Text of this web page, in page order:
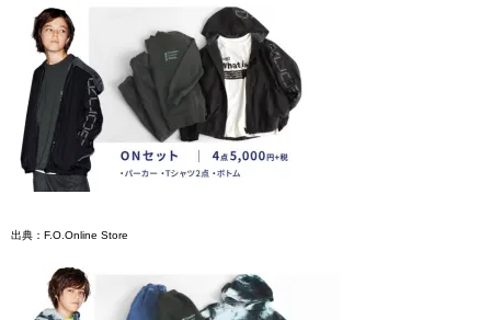
出典：F.O.Online Store